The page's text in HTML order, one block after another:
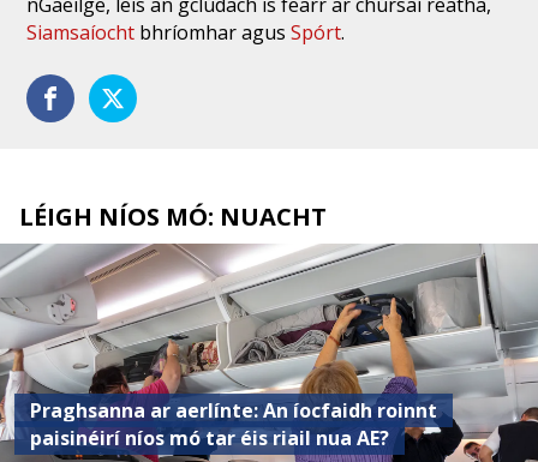
Siamsaíocht bhríomhar agusSpórt.
LÉIGH NÍOS MÓ: NUACHT
Praghsanna ar aerlínte: An íocfaidh roinnt
paisinéirí níos mó tar éis riail nua AE?